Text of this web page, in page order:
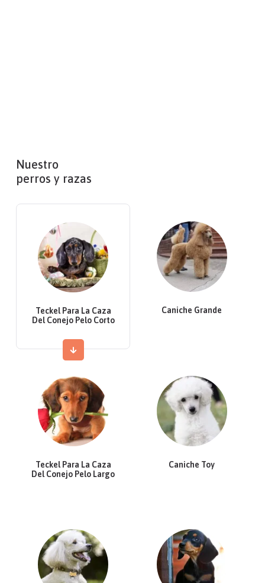
Nuestro
perros y razas
Teckel Para La Caza
Del Conejo Pelo Corto
Caniche Grande
Teckel Para La Caza
Del Conejo Pelo Largo
Caniche Toy